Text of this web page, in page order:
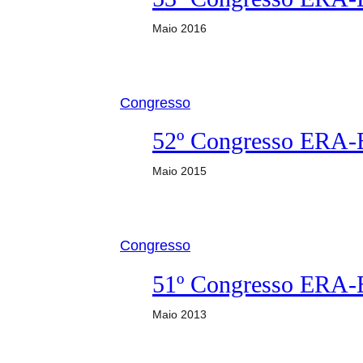
Maio 2016
Congresso
52º Congresso
Maio 2015
Congresso
51º Congresso
Maio 2013